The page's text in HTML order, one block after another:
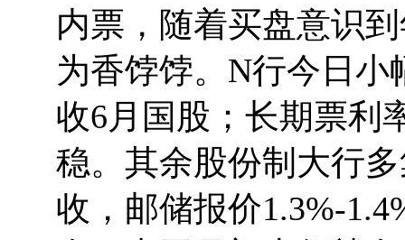
内票，随着买盘意识
为香饽饽。N行今日小
收6月国股；长期票利
稳。其余股份制大行
收，邮储报价1.3%-